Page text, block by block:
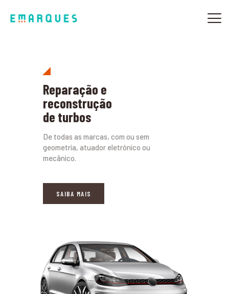
SOBRE NÓS
OFICINAS MULTIMARCA
TURBOS
AUTOMÓVEIS
CONTACTOS
Reparação e
reconstrução
de turbos
De todas as marcas, com ou sem
geometria, atuador eletrónico ou
mecânico.
SAIBA MAIS